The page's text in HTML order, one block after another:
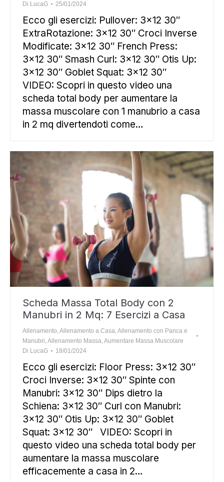
Di LucaG 25/01/2024
Ecco gli esercizi: Pullover: 3×12 30″
ExtraRotazione: 3×12 30″ Croci Inverse
Modificate: 3×12 30″ French Press:
3×12 30″ Smash Curl: 3×12 30″ Otis Up:
3×12 30″ Goblet Squat: 3×12 30″
VIDEO: Scopri in questo video una
scheda total body per aumentare la
massa muscolare con 1 manubrio a casa
in 2 mq divertendoti come…
Scheda Massa Total Body con 2
Manubri in 2 Mq: 7 Esercizi a Casa
Allenamento,Allenamento a Casa,Allenamento con Panca e
Manubri,Allenamento Massa,Aumentare Massa Muscolare
Di LucaG 18/01/2024
Ecco gli esercizi: Floor Press: 3×12 30″
Croci Inverse: 3×12 30″ Spinte con
Manubri: 3×12 30″ Dips dietro la
Schiena: 3×12 30″ Curl con Manubri:
3×12 30″ Otis Up: 3×12 30″ Goblet
Squat: 3×12 30″ VIDEO: Scopri in
questo video una scheda total body per
aumentare la massa muscolare
efficacemente a casa in 2…